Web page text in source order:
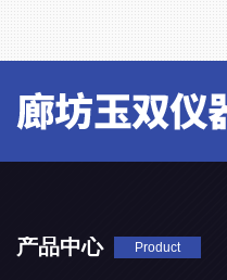
产品中心 Product